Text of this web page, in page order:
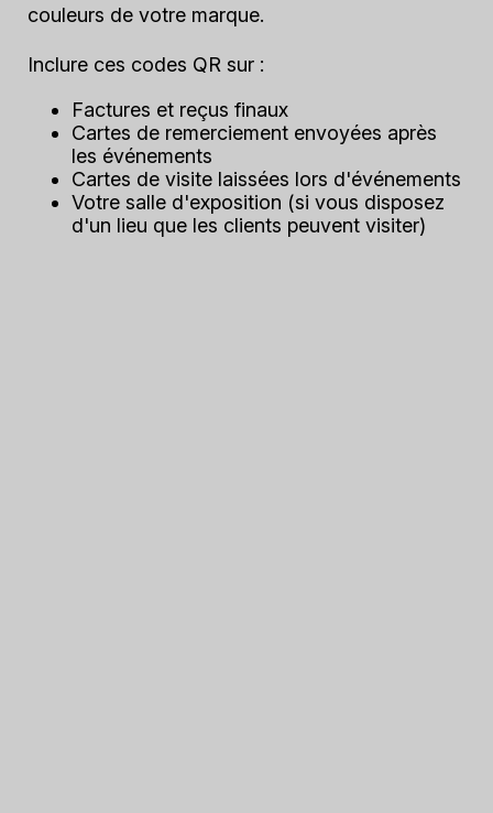
couleurs de votre marque.
Inclure ces codes QR sur :
Factures et reçus finaux
Cartes de remerciement envoyées après
les événements
Cartes de visite laissées lors d'événements
Votre salle d'exposition (si vous disposez
d'un lieu que les clients peuvent visiter)